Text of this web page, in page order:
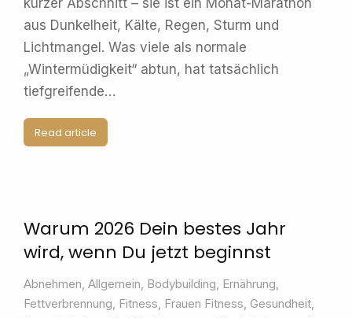
kurzer Abschnitt – sie ist ein Monat-Marathon
aus Dunkelheit, Kälte, Regen, Sturm und
Lichtmangel. Was viele als normale
„Wintermüdigkeit“ abtun, hat tatsächlich
tiefgreifende…
Read article
Warum 2026 Dein bestes Jahr
wird, wenn Du jetzt beginnst
Abnehmen, Allgemein, Bodybuilding, Ernährung,
Fettverbrennung, Fitness, Frauen Fitness, Gesundheit,